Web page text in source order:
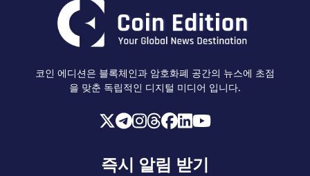
코인 에디션은 블록체인과 암호화폐 공간의 뉴스에 초점
을 맞춘 독립적인 디지털 미디어 입니다.
즉시 알림 받기